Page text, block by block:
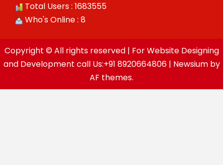
Total Users : 1683555
Who's Online : 8
Copyright © All rights reserved | For Website Designing
and Development call Us:+91 8920664806 | Newsiumby
AF themes.